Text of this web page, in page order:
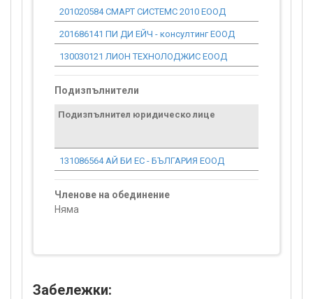
201020584 СМАРТ СИСТЕМС 2010 ЕООД
201686141 ПИ ДИ ЕЙЧ - консултинг ЕООД
130030121 ЛИОН ТЕХНОЛОДЖИС ЕООД
Подизпълнители
Подизпълнител юридическо лице
131086564 АЙ БИ ЕС - БЪЛГАРИЯ ЕООД
Членове на обединение
Няма
Забележки: